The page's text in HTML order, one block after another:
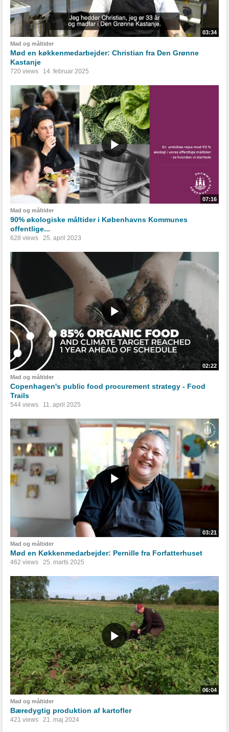
03:34
Mad og måltider
Mød en køkkenmedarbejder: Christian fra Den Grønne
Kastanje
720 views 14. februar 2025
07:16
Mad og måltider
90% økologiske måltider i Københavns Kommunes
offentlige...
628 views 25. april 2023
02:22
Mad og måltider
Copenhagen's public food procurement strategy - Food
Trails
544 views 11. april 2025
03:21
Mad og måltider
Mød en Køkkenmedarbejder: Pernille fra Forfatterhuset
462 views 25. marts 2025
06:04
Mad og måltider
Bæredygtig produktion af kartofler
421 views 21. maj 2024